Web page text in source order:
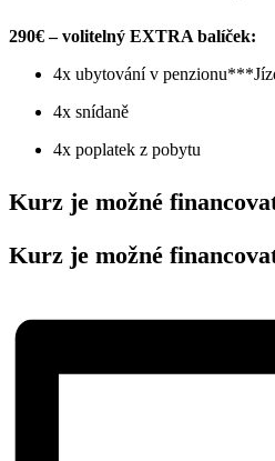
290€ – volitelný EXTRA balíček:
4x ubytování v
4x snídaně
4x poplatek z pobytu
Kurz je možné
Kurz je možné